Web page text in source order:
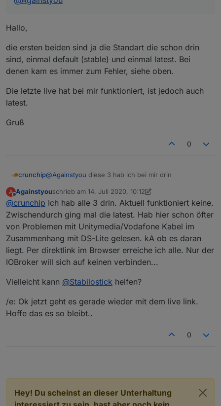
http://iobroker.live/repo/sources-dist-
Hallo,
die ersten beiden sind ja die Standart die schon drin
sind, einmal default (stable) und einmal latest. Bei
denen kam es immer zum Fehler, siehe oben.
Die letzte live hat bei mir funktioniert, ist jedoch auch
latest.
Gruß
0
crunchip@Againstyou diese 3 hab ich bei mir drin
1
default
http://download.iobroker.net/sources-
2
latest
http://download.iobroker.net/sources-dist-
http://iobroker.live/repo/sources-dist-
A
Offline
Againstyouschrieb am 14. Juli 2020, 10:12
zuletzt editiert von Againstyou
@crunchip Ich hab alle 3 drin. Aktuell funktioniert keine.
Zwischendurch ging mal die latest. Hab hier schon öfter
von Problemen mit Unitymedia/Vodafone Kabel im
Zusammenhang mit DS-Lite gelesen. kA ob es daran
liegt. Per direktlink im Browser erreiche ich alle. Nur der
IOBroker will sich auf keinen verbinden...
Vielleicht kann @Stabilostick helfen?
/e: Ok jetzt geht es gerade wieder mit dem live link.
Hoffe das es so bleibt..
0
Hey! Du scheinst an dieser Unterhaltung